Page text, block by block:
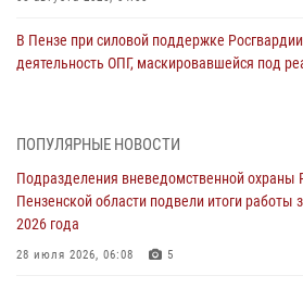
В Пензе при силовой поддержке
деятельность ОПГ, маскировавшейся под
работы за первое полугодие 2026 года
Росгвардия обеспечила безопасность
ПОПУЛЯРНЫЕ НОВОСТИ
Подразделения вневедомственной охраны
Пензенской области подвели итоги работы
2026 года
28 июля 2026, 06:08 5